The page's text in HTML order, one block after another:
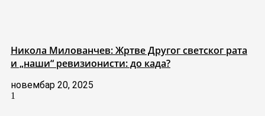
Никола Милованчев: Жртве Другог светског рата
и „наши“ ревизионисти: до када?
новембар 20, 2025